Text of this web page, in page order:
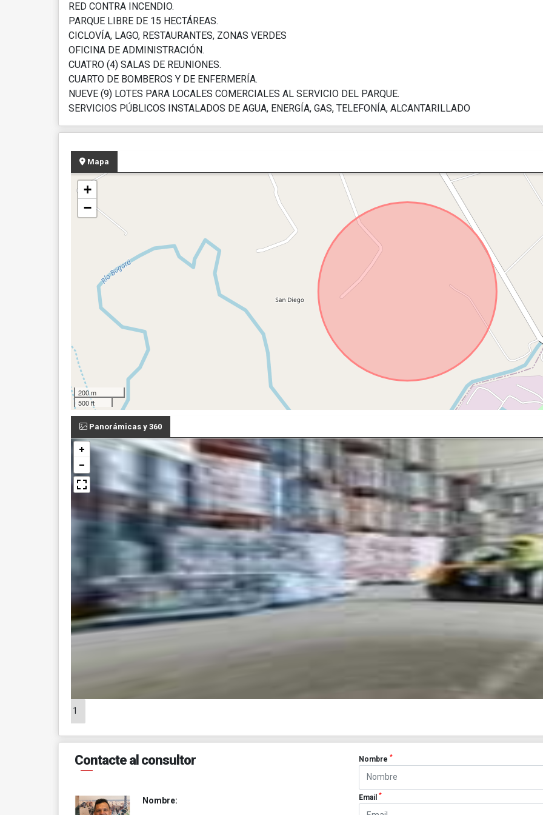
RED CONTRA INCENDIO.
PARQUE LIBRE DE 15 HECTÁREAS.
CICLOVÍA, LAGO, RESTAURANTES, ZONAS VERDES
OFICINA DE ADMINISTRACIÓN.
CUATRO (4) SALAS DE REUNIONES.
CUARTO DE BOMBEROS Y DE ENFERMERÍA.
NUEVE (9) LOTES PARA LOCALES COMERCIALES AL SERVICIO DEL PARQUE.
SERVICIOS PÚBLICOS INSTALADOS DE AGUA, ENERGÍA, GAS, TELEFONÍA, ALCANTARILLADO
Mapa
+
−
200 m
500 ft
Panorámicas y 360
1
Contacte al consultor
Nombre:
Nombre*
Email*